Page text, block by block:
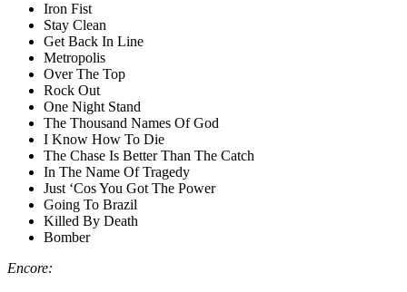
Iron Fist
Stay Clean
Get Back In Line
Metropolis
Over The Top
Rock Out
One Night Stand
The Thousand Names Of God
I Know How To Die
The Chase Is Better Than The Catch
In The Name Of Tragedy
Just ‘Cos You Got The Power
Going To Brazil
Killed By Death
Bomber
Encore: